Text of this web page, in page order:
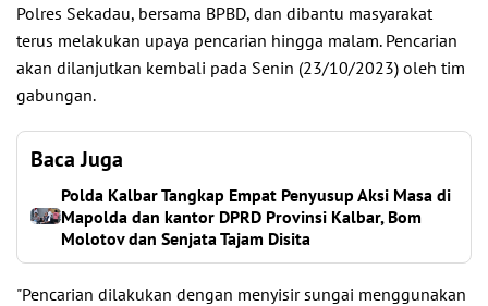
Polres Sekadau, bersama BPBD, dan dibantu masyarakat
terus melakukan upaya pencarian hingga malam. Pencarian
akan dilanjutkan kembali pada Senin (23/10/2023) oleh tim
gabungan.
Baca Juga
Polda Kalbar Tangkap Empat Penyusup Aksi Masa di
Mapolda dan kantor DPRD Provinsi Kalbar, Bom
Molotov dan Senjata Tajam Disita
"Pencarian dilakukan dengan menyisir sungai menggunakan